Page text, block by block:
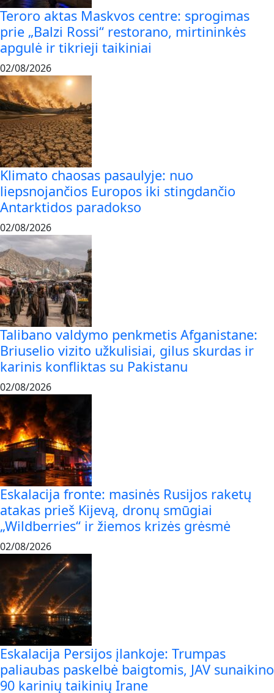
Teroro aktas Maskvos centre: sprogimas
prie „Balzi Rossi“ restorano, mirtininkės
apgulė ir tikrieji taikiniai
02/08/2026
Klimato chaosas pasaulyje: nuo
liepsnojančios Europos iki stingdančio
Antarktidos paradokso
02/08/2026
Talibano valdymo penkmetis Afganistane:
Briuselio vizito užkulisiai, gilus skurdas ir
karinis konfliktas su Pakistanu
02/08/2026
Eskalacija fronte: masinės Rusijos raketų
atakas prieš Kijevą, dronų smūgiai
„Wildberries“ ir žiemos krizės grėsmė
02/08/2026
Eskalacija Persijos įlankoje: Trumpas
paliaubas paskelbė baigtomis, JAV sunaikino
90 karinių taikinių Irane